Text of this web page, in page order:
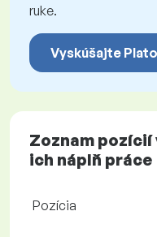
ruke.
Vyskúšajte
Zoznam
ich náplň práce
Pozícia